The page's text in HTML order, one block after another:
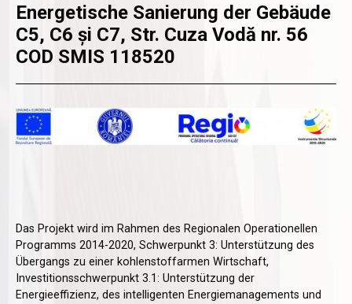
Energetische Sanierung der Gebäude
C5, C6 și C7, Str. Cuza Vodă nr. 56
COD SMIS 118520
Das Projekt wird im Rahmen des Regionalen Operationellen
Programms 2014-2020, Schwerpunkt 3: Unterstützung des
Übergangs zu einer kohlenstoffarmen Wirtschaft,
Investitionsschwerpunkt 3.1: Unterstützung der
Energieeffizienz, des intelligenten Energiemanagements und